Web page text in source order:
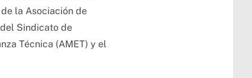
la Asociación de
Sindicato de
Técnica (AMET) y el